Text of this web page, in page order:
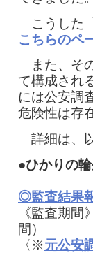
こうした
こちらのペ
また、そ
て構成され
には公安調
危険性は存
詳細は、
●ひかりの
◎監査結果
《監査期
間）
〈※元公安